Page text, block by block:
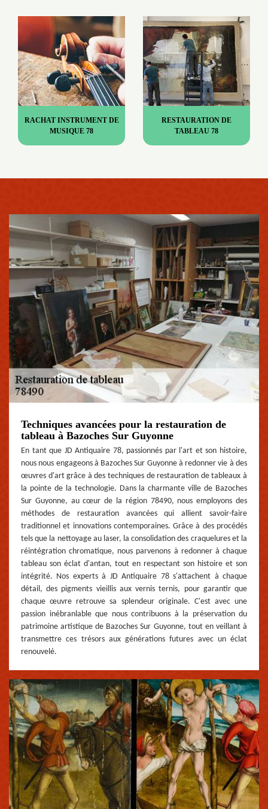
RACHAT INSTRUMENT DE
MUSIQUE 78
RESTAURATION DE
TABLEAU 78
Techniques avancées pour la restauration de
tableau à Bazoches Sur Guyonne
En tant que JD Antiquaire 78, passionnés par l'art et son histoire,
nous nous engageons à Bazoches Sur Guyonne à redonner vie à des
œuvres d'art grâce à des techniques de restauration de tableaux à
la pointe de la technologie. Dans la charmante ville de Bazoches
Sur Guyonne, au cœur de la région 78490, nous employons des
méthodes de restauration avancées qui allient savoir-faire
traditionnel et innovations contemporaines. Grâce à des procédés
tels que la nettoyage au laser, la consolidation des craquelures et la
réintégration chromatique, nous parvenons à redonner à chaque
tableau son éclat d'antan, tout en respectant son histoire et son
intégrité. Nos experts à JD Antiquaire 78 s'attachent à chaque
détail, des pigments vieillis aux vernis ternis, pour garantir que
chaque œuvre retrouve sa splendeur originale. C'est avec une
passion inébranlable que nous contribuons à la préservation du
patrimoine artistique de Bazoches Sur Guyonne, tout en veillant à
transmettre ces trésors aux générations futures avec un éclat
renouvelé.